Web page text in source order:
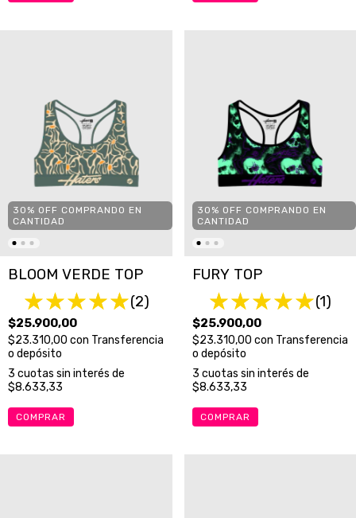
30% OFF COMPRANDO EN
CANTIDAD
BLOOM VERDE TOP
(2)
$25.900,00
$23.310,00 con Transferencia
o depósito
3 cuotas sin interés de
$8.633,33
COMPRAR
30% OFF COMPRANDO EN
CANTIDAD
FURY TOP
(1)
$25.900,00
$23.310,00 con Transferencia
o depósito
3 cuotas sin interés de
$8.633,33
COMPRAR